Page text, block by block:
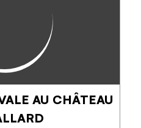
Alpes, et de son agent
Méyère.
AU CHÂTEAU